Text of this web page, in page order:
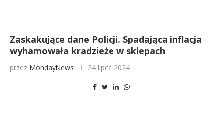
Zaskakujące dane Policji. Spadająca inflacja
wyhamowała kradzieże w sklepach
przez MondayNews 24 lipca 2024